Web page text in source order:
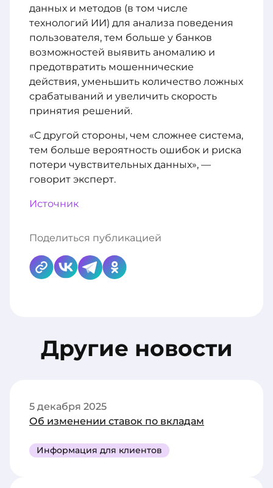
данных и методов (в том числе
технологий ИИ) для анализа поведения
пользователя, тем больше у банков
возможностей выявить аномалию и
предотвратить мошеннические
действия, уменьшить количество ложных
срабатываний и увеличить скорость
принятия решений.
«С другой стороны, чем сложнее система,
тем больше вероятность ошибок и риска
потери чувствительных данных», —
говорит эксперт.
Источник
Поделиться публикацией
Другие новости
Об изменении ставок по вкладам
5 декабря 2025
Информация для клиентов